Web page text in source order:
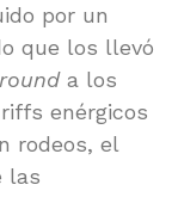
por un
que los llevó
a los
enérgicos
rodeos, el
las